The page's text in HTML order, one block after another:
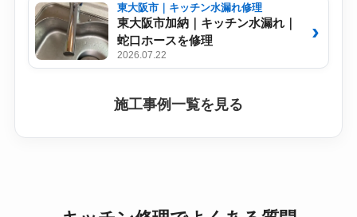
東大阪市｜キッチン水漏れ修理
東大阪市加納｜キッチン水漏れ｜
蛇口ホースを修理
2026.07.22
施工事例一覧を見る